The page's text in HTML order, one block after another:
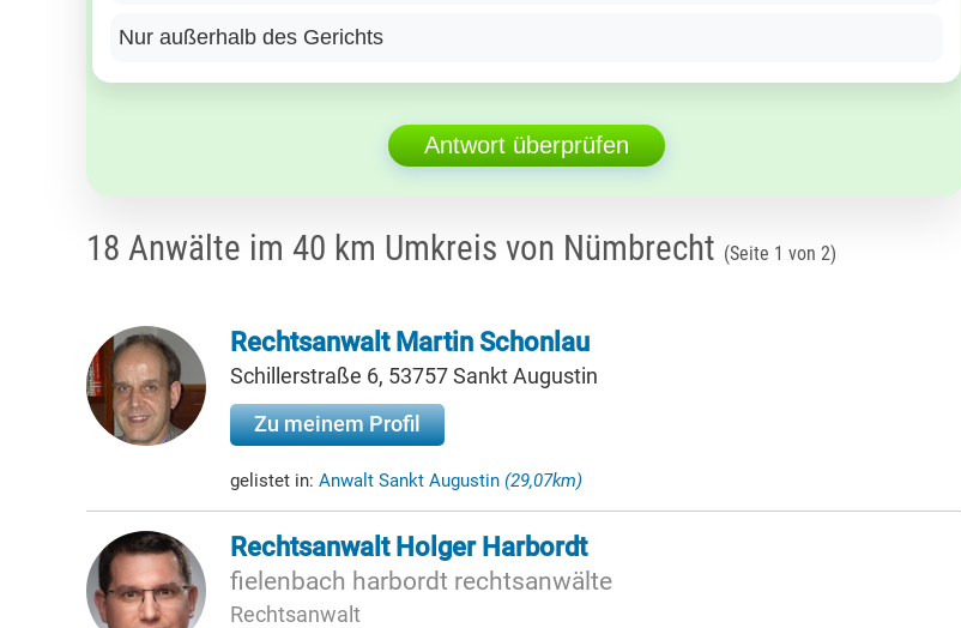
Nur außerhalb des Gerichts
Antwort überprüfen
18 Anwälte im 40 km Umkreis von Nümbrecht (Seite 1 von 2)
Rechtsanwalt Martin Schonlau
Schillerstraße 6, 53757 Sankt Augustin
Zu meinem Profil
gelistet in: Anwalt Sankt Augustin (29,07km)
Rechtsanwalt Holger Harbordt
fielenbach harbordt rechtsanwälte
Rechtsanwalt